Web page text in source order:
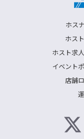
ホス
ホス
ホスト求
イベント
店舗